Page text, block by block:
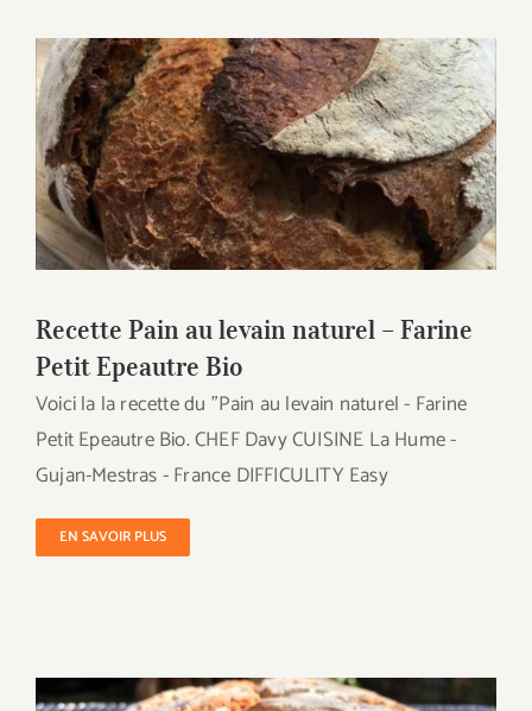
Recette Pain au levain naturel – Farine
Petit Epeautre Bio
Recette Pain au levain naturel – Farine
Petit Epeautre Bio
Voici la la recette du "Pain au levain naturel - Farine
Petit Epeautre Bio. CHEF Davy CUISINE La Hume -
Gujan-Mestras - France DIFFICULITY Easy
EN SAVOIR PLUS